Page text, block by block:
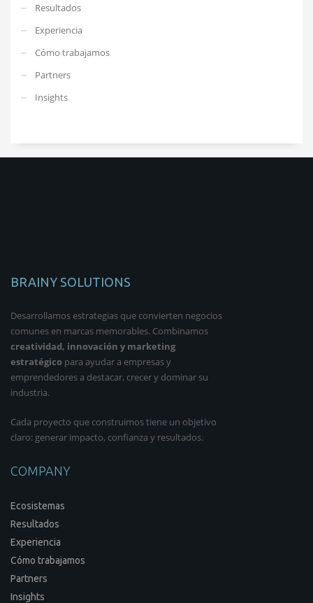
Resultados
Experiencia
Cómo trabajamos
Partners
Insights
BRAINY SOLUTIONS
Desarrollamos estrategias que convierten negocios
comunes en marcas memorables. Combinamos
creatividad, innovación y marketing
estratégico para ayudar a empresas y
emprendedores a destacar, crecer y dominar su
industria.
Cada proyecto que construimos tiene un objetivo
claro: generar impacto, confianza y resultados.
COMPANY
Ecosistemas
Resultados
Experiencia
Cómo trabajamos
Partners
Insights